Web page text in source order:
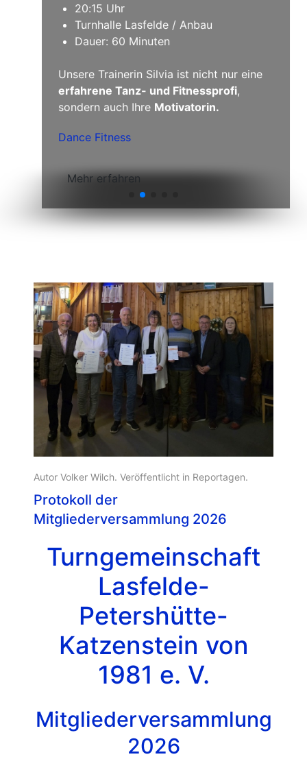
20:15 Uhr
Turnhalle Lasfelde / Anbau
Dauer: 60 Minuten
Unsere Trainerin Silvia ist nicht nur eine
erfahrene Tanz- und Fitnessprofi,
sondern auch Ihre Motivatorin.
Dance Fitness
Mehr erfahren
Ruhestand erhalten
und so konnte sich die 22-köpfige
Wandergruppe auf eine Höhenwanderung
rund um Buntenbock freuen.
Mehr erfahren
Autor Volker Wilch. Veröffentlicht in Reportagen.
Protokoll der
Mitgliederversammlung 2026
Turngemeinschaft
Lasfelde-
Petershütte-
Katzenstein von
1981 e. V.
Mitgliederversammlung
2026